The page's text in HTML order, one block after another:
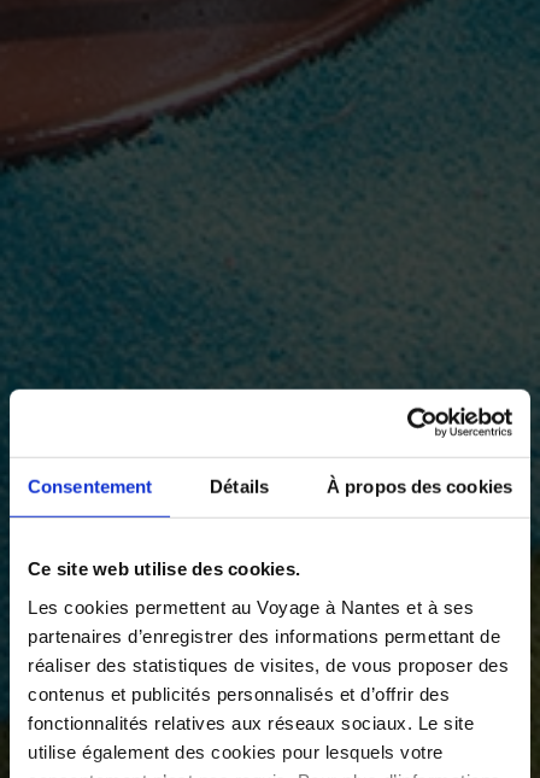
Consentement Détails À propos des cookies
Ce site web utilise des cookies.
Les cookies permettent au Voyage à Nantes et à ses
partenaires d’enregistrer des informations permettant de
réaliser des statistiques de visites, de vous proposer des
contenus et publicités personnalisés et d’offrir des
fonctionnalités relatives aux réseaux sociaux. Le site
utilise également des cookies pour lesquels votre